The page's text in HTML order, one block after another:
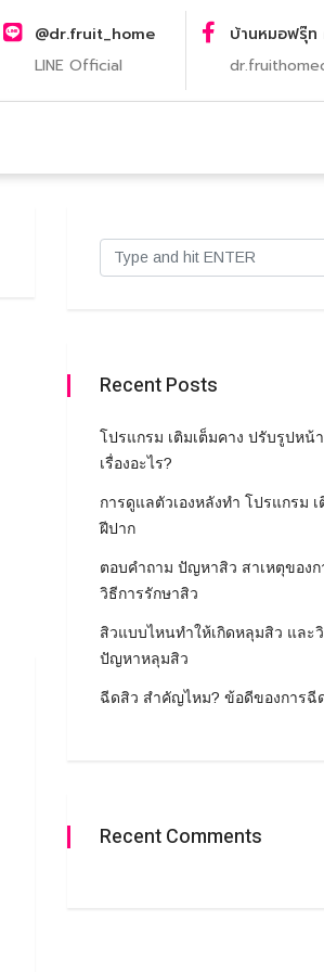
@dr.fruit_home
LINE Official
บ้านหมอฟรุ๊ท
Recent Posts
โปรแกรม เติมเต็มคาง ปรับรูปหน้
เรื่องอะไร?
การดูแลตัวเองหลังทำ โปรแกรม เ
ฝีปาก
ตอบคำถาม ปัญหาสิว สาเหตุของก
วิธีการรักษาสิว
สิวแบบไหนทำให้เกิดหลุมสิว และ
ปัญหาหลุมสิว
ฉีดสิว สำคัญไหม? ข้อดีของการฉี
Recent Comments